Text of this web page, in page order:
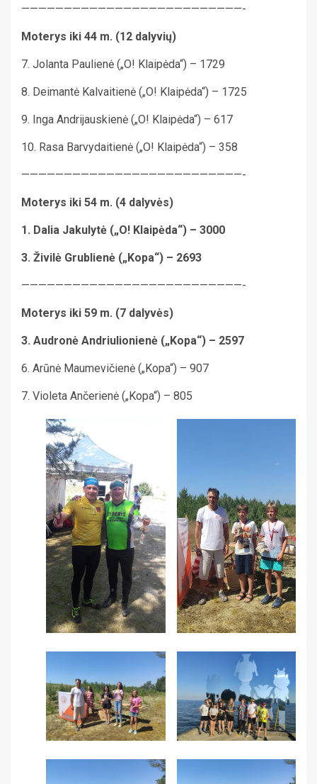
——————————————————————————-
Moterys iki 44 m. (12 dalyvių)
7. Jolanta Paulienė („O! Klaipėda“) – 1729
8. Deimantė Kalvaitienė („O! Klaipėda“) – 1725
9. Inga Andrijauskienė („O! Klaipėda“) – 617
10. Rasa Barvydaitienė („O! Klaipėda“) – 358
——————————————————————————-
Moterys iki 54 m. (4 dalyvės)
1. Dalia Jakulytė („O! Klaipėda“) – 3000
3. Živilė Grublienė („Kopa“) – 2693
——————————————————————————-
Moterys iki 59 m. (7 dalyvės)
3. Audronė Andriulionienė („Kopa“) – 2597
6. Arūnė Maumevičienė („Kopa“) – 907
7. Violeta Ančerienė („Kopa“) – 805